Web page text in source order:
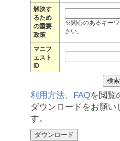
解決す
るため
の重要
政策
※関心のあるキー
さい。
マニフ
ェスト
ID
利用方法、 FAQを閲覧
ダウンロードをお願い
す。